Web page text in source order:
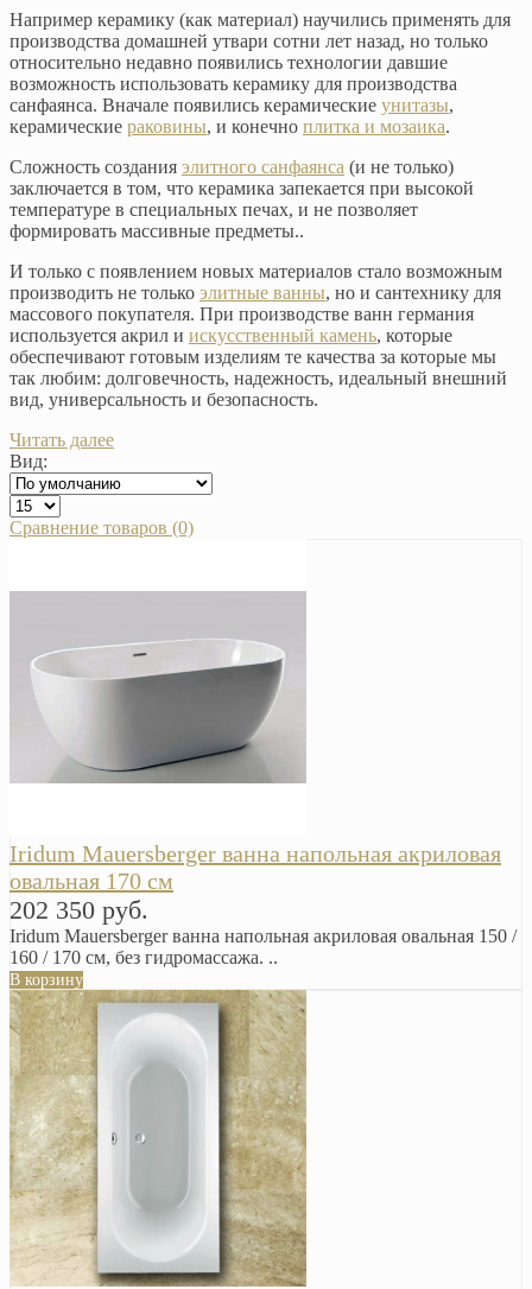
Например керамику (как материал) научились применять для
производства домашней утвари сотни лет назад, но только
относительно недавно появились технологии давшие
возможность использовать керамику для производства
санфаянса. Вначале появились керамические унитазы,
керамические раковины, и конечно плитка и мозаика.
Сложность создания элитного санфаянса (и не только)
заключается в том, что керамика запекается при высокой
температуре в специальных печах, и не позволяет
формировать массивные предметы..
И только с появлением новых материалов стало возможным
производить не только элитные ванны, но и сантехнику для
массового покупателя. При производстве ванн германия
используется акрил и искусственный камень, которые
обеспечивают готовым изделиям те качества за которые мы
так любим: долговечность, надежность, идеальный внешний
вид, универсальность и безопасность.
Читать далее
Вид:
Сравнение товаров (0)
Iridum Mauersberger ванна напольная акриловая
овальная 170 см
202 350 руб.
Iridum Mauersberger ванна напольная акриловая овальная 150 /
160 / 170 см, без гидромассажа. ..
В корзину